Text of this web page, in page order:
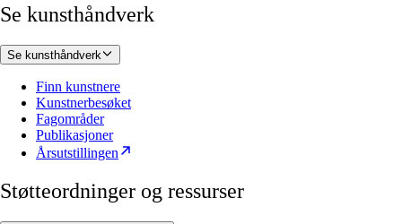
Se kunsthåndverk
Se kunsthåndverk
Finn kunstnere
Kunstnerbesøket
Fagområder
Publikasjoner
Årsutstillingen
Støtteordninger og ressurser